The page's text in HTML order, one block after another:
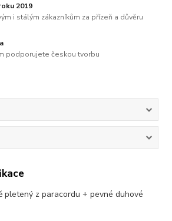
2019
i stálým zákazníkům za přízeň a důvěru
podporujete českou tvorbu
pletený z paracordu + pevné duhové